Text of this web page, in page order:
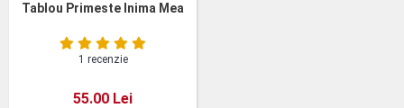
Tablou Primeste Inima Mea
1 recenzie
55.00 Lei